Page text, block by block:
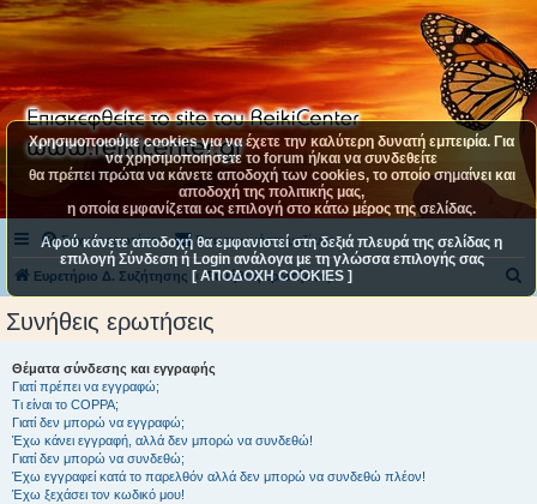
Συχνές ερωτήσεις Επικοινωνήστε μαζί μας
Ευρετήριο Δ. Συζήτησης Συνήθεις ερωτήσεις
Συνήθεις ερωτήσεις
Θέματα σύνδεσης και εγγραφής
Γιατί πρέπει να εγγραφώ;
Τι είναι το COPPA;
Γιατί δεν μπορώ να εγγραφώ;
Έχω κάνει εγγραφή, αλλά δεν μπορώ να συνδεθώ!
Γιατί δεν μπορώ να συνδεθώ;
Έχω εγγραφεί κατά το παρελθόν αλλά δεν μπορώ να συνδεθώ πλέον!
Έχω ξεχάσει τον κωδικό μου!
Χρησιμοποιούμε cookies για να έχετε την καλύτερη δυνατή εμπειρία. Για
να χρησιμοποιήσετε το forum ή/και να συνδεθείτε
θα πρέπει πρώτα να κάνετε αποδοχή των cookies, το οποίο σημαίνει και
αποδοχή της πολιτικής μας,
η οποία εμφανίζεται ως επιλογή στο κάτω μέρος της σελίδας.
Αφού κάνετε αποδοχή θα εμφανιστεί στη δεξιά πλευρά της σελίδας η
επιλογή Σύνδεση ή Login ανάλογα με τη γλώσσα επιλογής σας
[ ΑΠΟΔΟΧΗ COOKIES ]